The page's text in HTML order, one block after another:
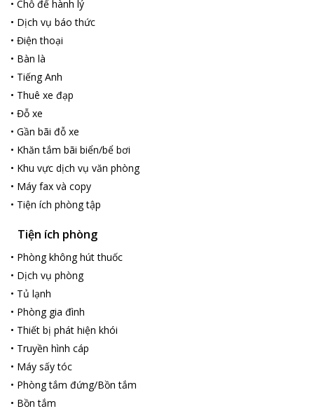
• Chỗ để hành lý
• Dịch vụ báo thức
• Điện thoại
• Bàn là
• Tiếng Anh
• Thuê xe đạp
• Đỗ xe
• Gần bãi đỗ xe
• Khăn tắm bãi biển/bể bơi
• Khu vực dịch vụ văn phòng
• Máy fax và copy
• Tiện ích phòng tập
Tiện ích phòng
• Phòng không hút thuốc
• Dịch vụ phòng
• Tủ lạnh
• Phòng gia đình
• Thiết bị phát hiện khói
• Truyền hình cáp
• Máy sấy tóc
• Phòng tắm đứng/Bồn tắm
• Bồn tắm